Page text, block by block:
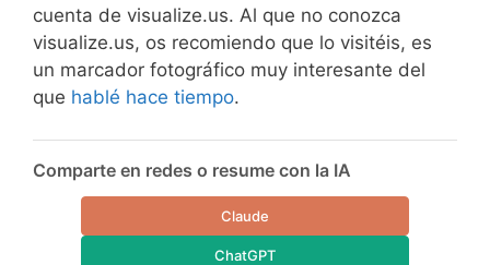
cuenta de visualize.us. Al que no conozca
visualize.us, os recomiendo que lo visitéis, es
un marcador fotográfico muy interesante del
que hablé hace tiempo.
Comparte en redes o resume con la IA
Claude
ChatGPT